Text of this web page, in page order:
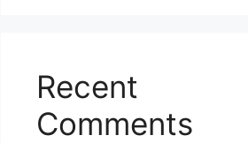
Recent
Comments